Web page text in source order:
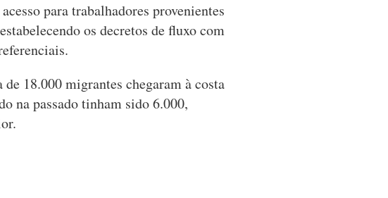
para trabalhadores provenientes
os decretos de fluxo com
18.000 migrantes chegaram à costa
na passado tinham sido 6.000,